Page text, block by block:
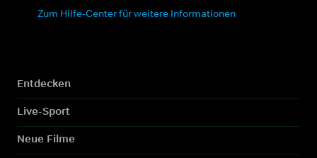
Zum Hilfe-Center für weitere Informationen
Entdecken
Live-Sport
Neue Filme